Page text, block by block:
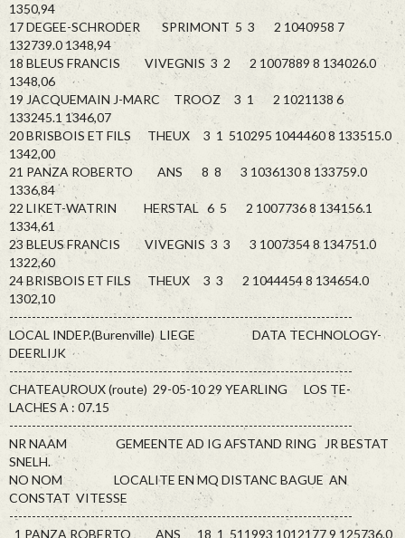
1350,94
17 DEGEE-SCHRODER SPRIMONT 5 3 2 1040958 7
132739.0 1348,94
18 BLEUS FRANCIS VIVEGNIS 3 2 2 1007889 8 134026.0
1348,06
19 JACQUEMAIN J-MARC TROOZ 3 1 2 1021138 6
133245.1 1346,07
20 BRISBOIS ET FILS THEUX 3 1 510295 1044460 8 133515.0
1342,00
21 PANZA ROBERTO ANS 8 8 3 1036130 8 133759.0
1336,84
22 LIKET-WATRIN HERSTAL 6 5 2 1007736 8 134156.1
1334,61
23 BLEUS FRANCIS VIVEGNIS 3 3 3 1007354 8 134751.0
1322,60
24 BRISBOIS ET FILS THEUX 3 3 2 1044454 8 134654.0
1302,10
----------------------------------------------------------------------------
LOCAL INDEP.(Burenville) LIEGE DATA TECHNOLOGY-
DEERLIJK
----------------------------------------------------------------------------
CHATEAUROUX (route) 29-05-10 29 YEARLING LOS TE-
LACHES A : 07.15
----------------------------------------------------------------------------
NR NAAM GEMEENTE AD IG AFSTAND RING JR BESTAT
SNELH.
NO NOM LOCALITE EN MQ DISTANC BAGUE AN
CONSTAT VITESSE
----------------------------------------------------------------------------
1 PANZA ROBERTO ANS 18 1 511993 1012177 9 125736.0